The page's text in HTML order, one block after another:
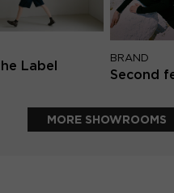
Label
BRAND
Second
MORE SHOWROOMS